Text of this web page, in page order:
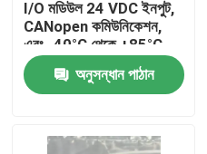
বাড়ি
পণ্য
I/O মডিউল 24 VDC ইনপুট,
CANopen কমিউনিকেশন,
এবং -40°C থেকে +85°C
অপারেটিং রেঞ্জ সহ
অনুসন্ধান পাঠান